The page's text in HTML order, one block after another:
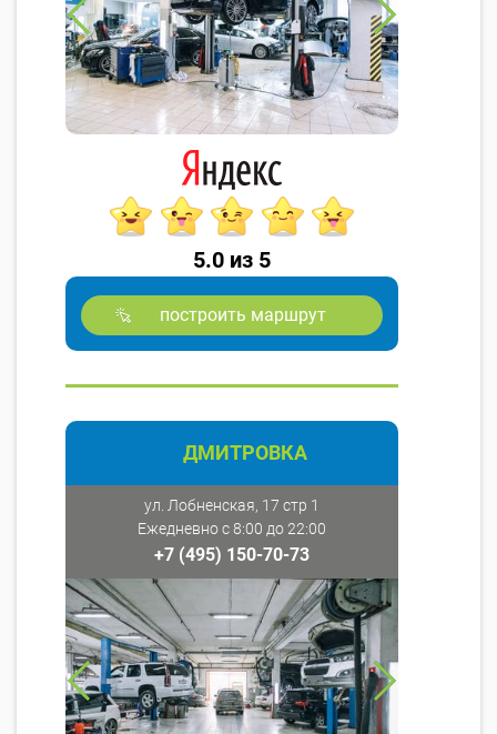
5.0 из 5
построить маршрут
ДМИТРОВКА
ул. Лобненская, 17 стр 1
Ежедневно с 8:00 до 22:00
+7 (495) 150-70-73